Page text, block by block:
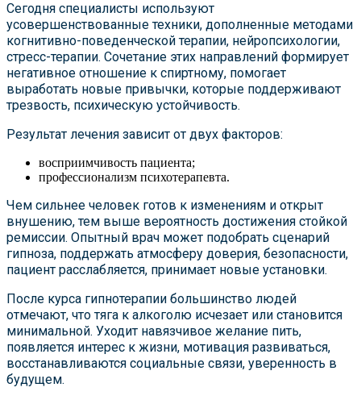
Сегодня специалисты используют
усовершенствованные техники, дополненные методами
когнитивно-поведенческой терапии, нейропсихологии,
стресс-терапии. Сочетание этих направлений формирует
негативное отношение к спиртному, помогает
выработать новые привычки, которые поддерживают
трезвость, психическую устойчивость.
Результат лечения зависит от двух факторов:
восприимчивость пациента;
профессионализм психотерапевта.
Чем сильнее человек готов к изменениям и открыт
внушению, тем выше вероятность достижения стойкой
ремиссии. Опытный врач может подобрать сценарий
гипноза, поддержать атмосферу доверия, безопасности,
пациент расслабляется, принимает новые установки.
После курса гипнотерапии большинство людей
отмечают, что тяга к алкоголю исчезает или становится
минимальной. Уходит навязчивое желание пить,
появляется интерес к жизни, мотивация развиваться,
восстанавливаются социальные связи, уверенность в
будущем.